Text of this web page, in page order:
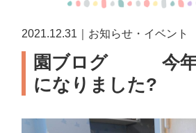
2021.12.31｜お知らせ・イベント
園ブログ 今年
になりました?